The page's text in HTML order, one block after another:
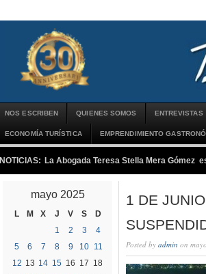
NOS ESCRIBEN QUIENES SOMOS ENTREVISTAS
ECONOMÍA TURÍSTICA EMPRENDIMIENTO
NOTICIAS: La Abogada Teresa Stella Mera Gómez
mayo 2025
L M X J V S
D
1
2 3
4
5
6 7 8 9 10 11
12 13 14 15 16 17 18
1 DE
Posted by admin on